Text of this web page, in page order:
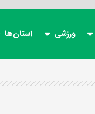
ورزشی استان‌ها